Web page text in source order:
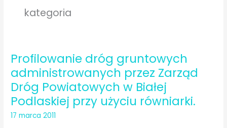
kategoria
Profilowanie dróg gruntowych
administrowanych przez Zarząd
Dróg Powiatowych w Białej
Podlaskiej przy użyciu równiarki.
17 marca 2011